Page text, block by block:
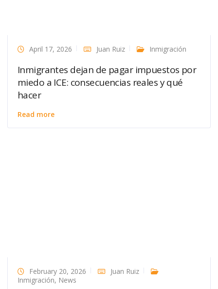
April 17, 2026 Juan Ruiz Inmigración
Inmigrantes dejan de pagar impuestos por
miedo a ICE: consecuencias reales y qué
hacer
Read more
February 20, 2026
Juan Ruiz
Inmigración, News